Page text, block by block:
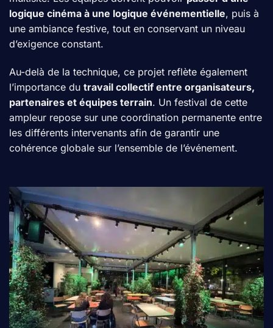
logique cinéma à une logique événementielle, puis à
une ambiance festive, tout en conservant un niveau
d’exigence constant.
Au-delà de la technique, ce projet reflète également
l’importance du travail collectif entre organisateurs,
partenaires et équipes terrain. Un festival de cette
ampleur repose sur une coordination permanente entre
les différents intervenants afin de garantir une
cohérence globale sur l’ensemble de l’événement.